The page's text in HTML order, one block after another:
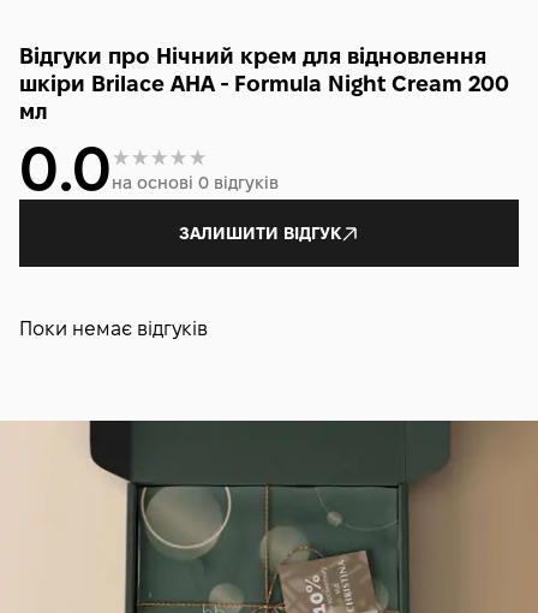
Відгуки про Нічний крем для відновлення
шкіри Brilace AHA - Formula Night Cream 200
мл
0.0на основі 0 відгуків
ЗАЛИШИТИ ВІДГУК
Поки немає відгуків